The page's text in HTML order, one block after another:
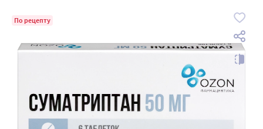
По рецепту